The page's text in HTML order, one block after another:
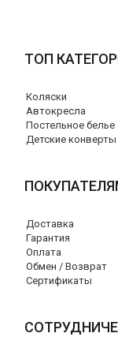
ТОП
Коляски
Автокресла
Постельное белье
Детские конверты
Доставка
Гарантия
Оплата
Обмен / Возврат
Сертификаты